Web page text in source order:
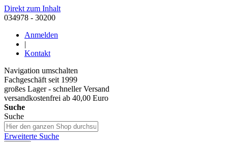
Direkt zum Inhalt
034978 - 30200
Anmelden
|
Kontakt
Navigation umschalten
Fachgeschäft seit 1999
großes Lager - schneller Versand
versandkostenfrei ab 40,00 Euro
Suche
Suche
Erweiterte Suche